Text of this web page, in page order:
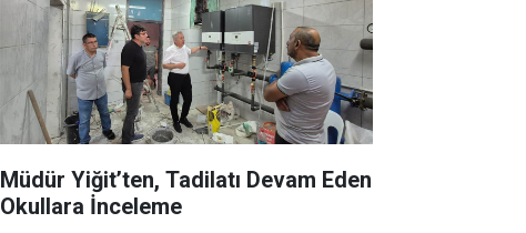
Müdür Yiğit’ten, Tadilatı Devam Eden
Okullara İnceleme